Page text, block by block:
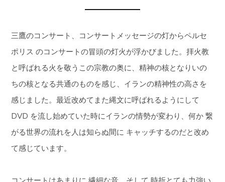
三鷹のコンサート、コンサートメッセージの灯からペルセ
ポリス のコンサートの冒頭の灯火が浮かびました。拝火教
と呼ばれる火を敬うこの宗教の奥に、精神の核となりいの
ちの核となる共通のものを感じ、イランの精神性の高さを
感じました。最近改めてまた縄文に呼ばれるようにして
DVD を流し始めていた時にイランの情勢が変わり、何か 繋
がる世界の流れを人は知らぬ間に キャッチするのだと改め
て感じています。